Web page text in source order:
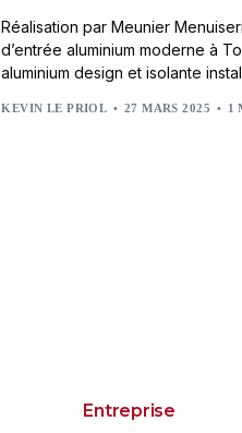
Réalisation par Meunier
d’entrée aluminium moderne à
aluminium design et isolante
KEVIN LE PRIOL 27 MARS 2025 1
Entreprise